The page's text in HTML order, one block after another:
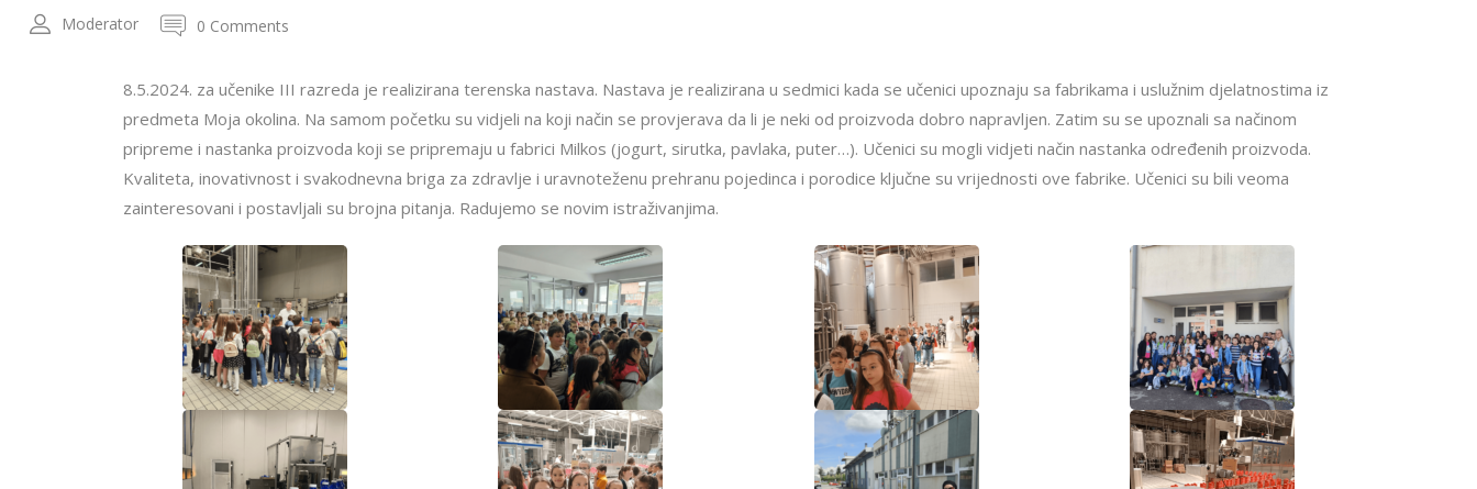
Moderator 0 Comments
8.5.2024. za učenike III razreda je realizirana terenska nastava. Nastava je realizirana u sedmici kada se učenici upoznaju sa fabrikama i uslužnim djelatnostima iz
predmeta Moja okolina. Na samom početku su vidjeli na koji način se provjerava da li je neki od proizvoda dobro napravljen. Zatim su se upoznali sa načinom
pripreme i nastanka proizvoda koji se pripremaju u fabrici Milkos (jogurt, sirutka, pavlaka, puter…). Učenici su mogli vidjeti način nastanka određenih proizvoda.
Kvaliteta, inovativnost i svakodnevna briga za zdravlje i uravnoteženu prehranu pojedinca i porodice ključne su vrijednosti ove fabrike. Učenici su bili veoma
zainteresovani i postavljali su brojna pitanja. Radujemo se novim istraživanjima.